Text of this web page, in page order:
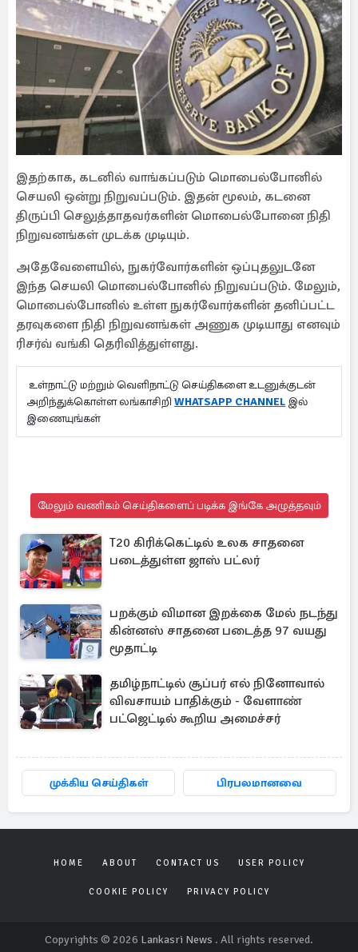
இதற்காக, கடனில் வாங்கப்படும் மொபைல்போனில்
செயலி ஒன்று நிறுவப்படும். இதன் மூலம், கடனை
திருப்பி செலுத்தாதவர்களின் மொபைல்போனை நிதி
நிறுவனங்கள் முடக்க முடியும்.
அதேவேளையில், நுகர்வோர்களின் ஒப்புதலுடனே
இந்த செயலி மொபைல்போனில் நிறுவப்படும். மேலும்,
மொபைல்போனில் உள்ள நுகர்வோர்களின் தனிப்பட்ட
தரவுகளை நிதி நிறுவனங்கள் அணுக முடியாது எனவும்
ரிசர்வ் வங்கி தெரிவித்துள்ளது.
உள்நாட்டு மற்றும் வெளிநாட்டு செய்திகளை உடனுக்குடன்
அறிந்துக்கொள்ள லங்காசிறி WHATSAPP CHANNEL இல்
இணையுங்கள்
மேலும் வணிகம் செய்திகளைப் படிக்க இங்கே அழுத்தவும்
T20 கிரிக்கெட்டில் உலக சாதனை
படைத்துள்ள ஜாஸ் பட்லர்
பறக்கும் விமான இறக்கை மேல் நடந்து
கின்னஸ் சாதனை படைத்த 97 வயது
மூதாட்டி
தமிழ்நாட்டில் சூப்பர் எல் நினோவால்
விவசாயம் பாதிக்கும் - வேளாண்
பட்ஜெட்டில் கூறிய அமைச்சர்
முக்கிய செய்திகள் பிரபலமானவை
HOME ABOUT CONTACT US USER POLICY
COOKIE POLICY PRIVACY POLICY
Copyrights © 2026 Lankasri News . All rights reserved.